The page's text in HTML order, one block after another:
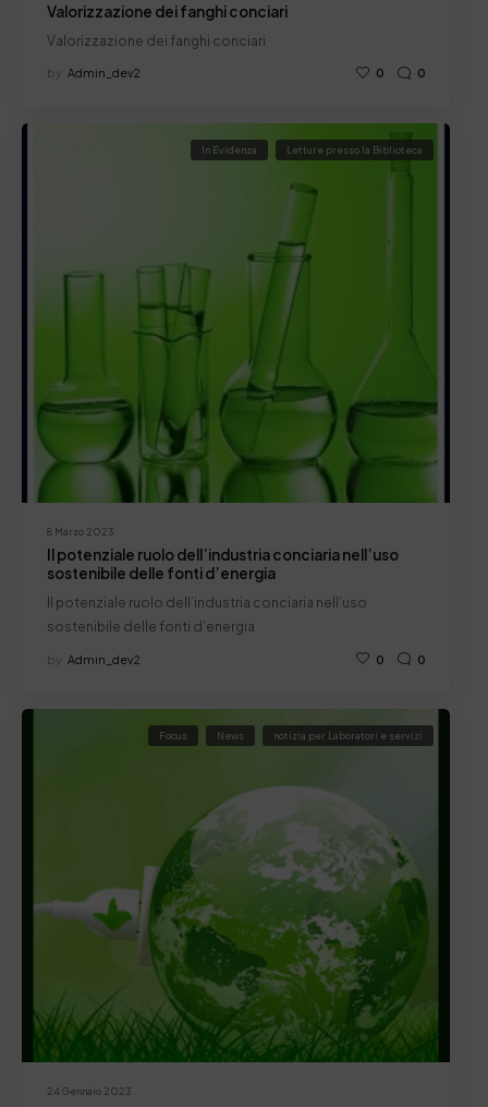
Valorizzazione dei fanghi conciari
Valorizzazione dei fanghi conciari
by Admin_dev2 0 0
8 Marzo 2023
In Evidenza Letture presso la Biblioteca
Il potenziale ruolo dell’industria conciaria nell’uso
sostenibile delle fonti d’energia
Il potenziale ruolo dell’industria conciaria nell’uso
sostenibile delle fonti d’energia
by Admin_dev2 0 0
24 Gennaio 2023
Focus News notizia per Laboratori e servizi